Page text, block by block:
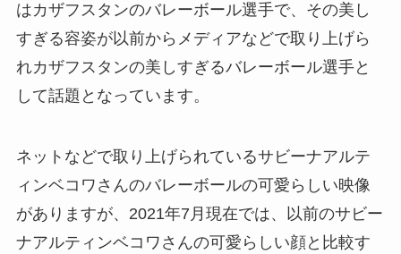
はカザフスタンのバレーボール選手で、その美し
すぎる容姿が以前からメディアなどで取り上げら
れカザフスタンの美しすぎるバレーボール選手と
して話題となっています。
ネットなどで取り上げられているサビーナアルテ
ィンベコワさんのバレーボールの可愛らしい映像
がありますが、2021年7月現在では、以前のサビー
ナアルティンベコワさんの可愛らしい顔と比較す